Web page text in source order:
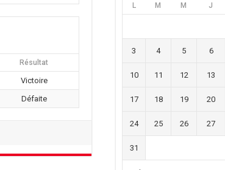
Résultat
Victoire
Défaite
L M M J
3 4 5 6
10 11 12 13
17 18 19 20
24 25 26 27
31